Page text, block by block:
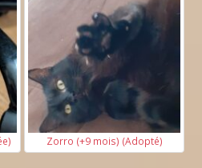
Zorro (+9 mois) (Adopté)